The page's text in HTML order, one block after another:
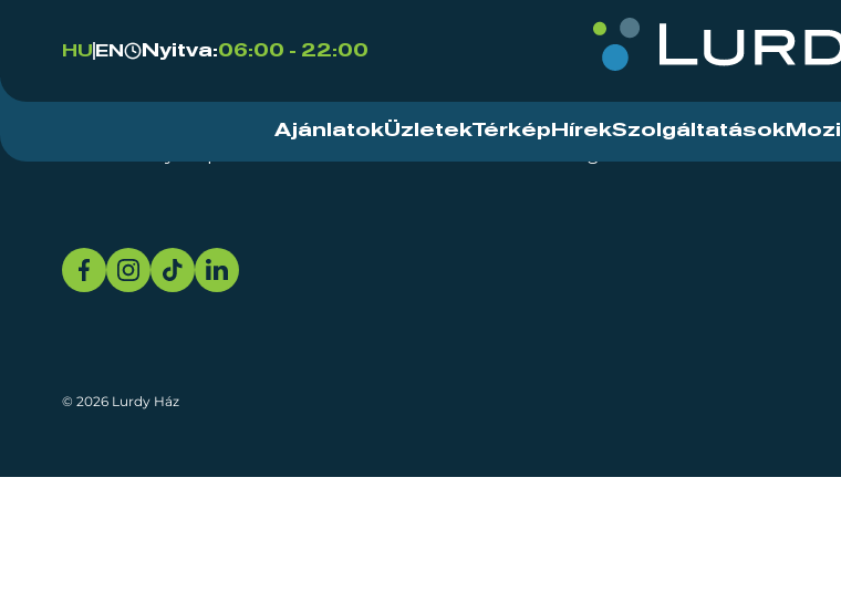
HU EN Nyitva:06:00 - 22:00
AjánlatokÜzletekTérkép HírekSzolgáltatások Mozi
© 2026 Lurdy Ház